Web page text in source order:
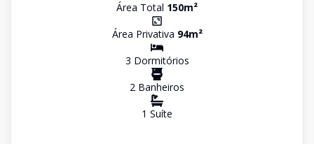
Área Total 150m²
Área Privativa 94m²
3 Dormitórios
2 Banheiros
1 Suíte